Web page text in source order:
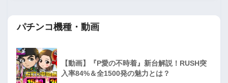
パチンコ機種・動画
【動画】『P愛の不時着』新台解説！RUSH突
入率84%＆全1500発の魅力とは？